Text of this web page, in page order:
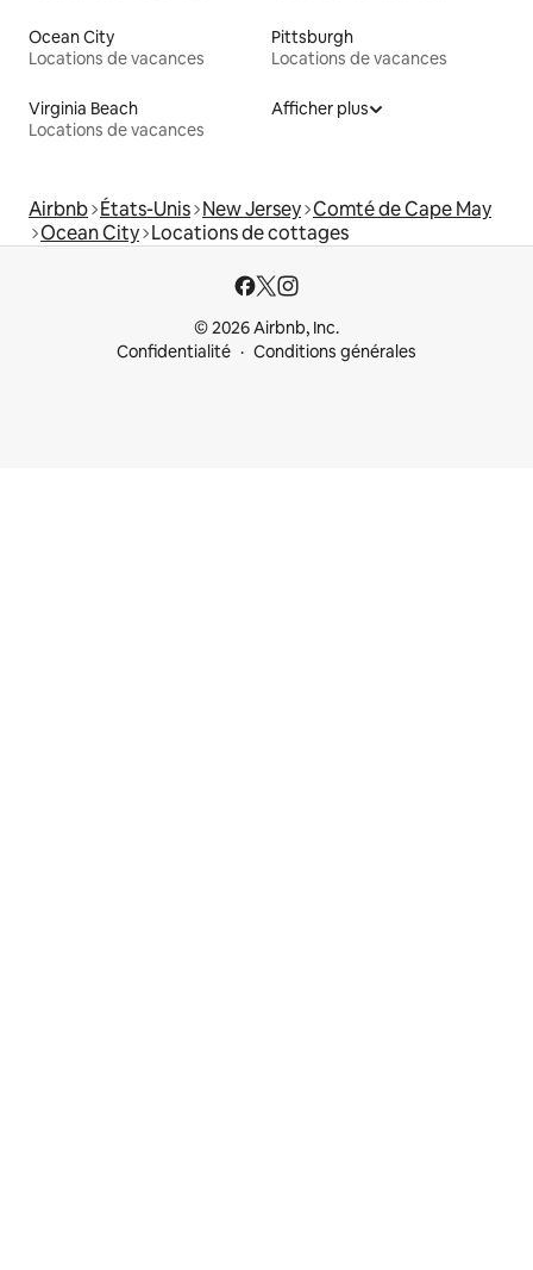
Ocean City
Locations de vacances
Pittsburgh
Locations de vacances
Virginia Beach
Locations de vacances
Afficher plus
Airbnb États-Unis New Jersey Comté de Cape May
Ocean City Locations de cottages
© 2026 Airbnb, Inc.
Confidentialité
Conditions générales